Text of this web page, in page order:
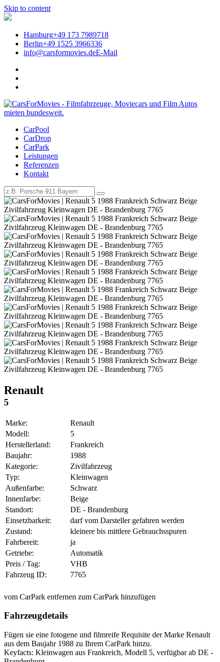
Skip to content
Hamburg+49 173 7989718
Berlin+49 1525 3966336
info@carsformovies.deE-Mail
Legendäre Filmautos für Events
mieten | CarsForMovies –
Filmautos, Filmfahrzeuge und
Oldtimer mieten
CarPool
CarDrop
CarPark
Leistungen
Referenzen
Kontakt
Renault
5
Marke:
Renault
Modell:
5
Herstellerland:
Frankreich
Baujahr:
1988
Kategorie:
Zivilfahrzeug
Typ:
Kleinwagen
Außenfarbe:
Schwarz
Innenfarbe:
Beige
Standort:
DE - Brandenburg
Einsetzbarkeit:
darf vom Darsteller gefahren werden
Zustand:
kleinere bis mittlere Gebrauchsspuren
Fahrbereit:
ja
Getriebe:
Automatik
Preis / Tag:
VHB
Fahrzeug ID:
7765
vom CarPark entfernen zum CarPark hinzufügen
Fahrzeugdetails
Fügen sie eine fotogene und filmreife Requisite der Marke Renault
aus dem Baujahr 1988 zu Ihrem CarPark hinzu.
Keyfacts: Kleinwagen aus Frankreich, Modell 5, verfügbar ab DE -